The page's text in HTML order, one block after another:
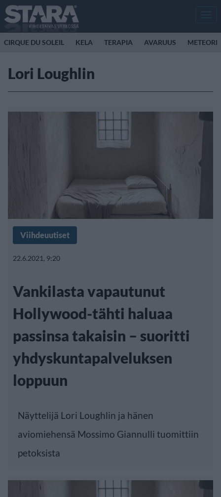
CIRQUE DU SOLEIL KELA TERAPIA AVARUUS METEORI
Lori Loughlin
Viihdeuutiset
22.6.2021, 9:20
Vankilasta vapautunut
Hollywood-tähti haluaa
passinsa takaisin – suoritti
yhdyskuntapalveluksen
loppuun
Näyttelijä Lori Loughlin ja hänen
aviomiehensä Mossimo Giannulli tuomittiin
petoksista